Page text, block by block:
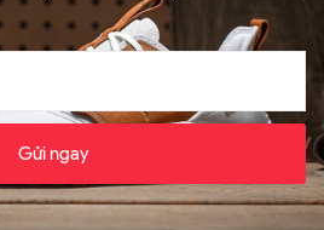
Gửi ngay